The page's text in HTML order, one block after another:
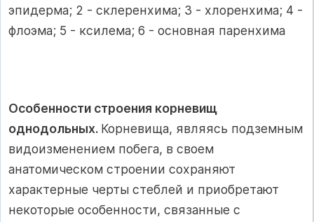
эпидерма; 2 - склеренхима; 3 - хлоренхима; 4 -
флоэма; 5 - ксилема; 6 - основная паренхима
Особенности строения корневищ
однодольных. Корневища, являясь подземным
видоизменением побега, в своем
анатомическом строении сохраняют
характерные черты стеблей и приобретают
некоторые особенности, связанные с